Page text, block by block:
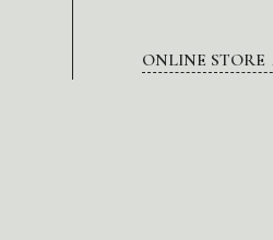
ONLINE STORE